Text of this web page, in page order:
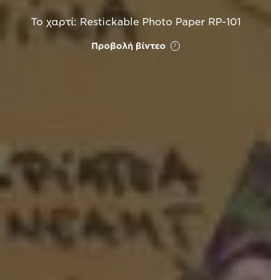
Το χαρτί: Restickable Photo Paper RP-101
Προβολή βίντεο